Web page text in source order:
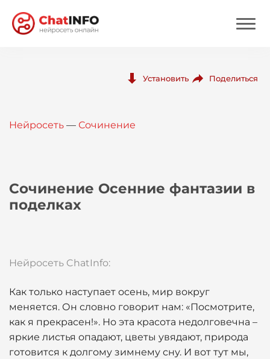
Вход
Установить Поделиться
Нейросеть — Сочинение
Сочинение Осенние фантазии в
поделках
Нейросеть ChatInfo:
Как только наступает осень, мир вокруг
меняется. Он словно говорит нам: «Посмотрите,
как я прекрасен!». Но эта красота недолговечна –
яркие листья опадают, цветы увядают, природа
готовится к долгому зимнему сну. И вот тут мы,